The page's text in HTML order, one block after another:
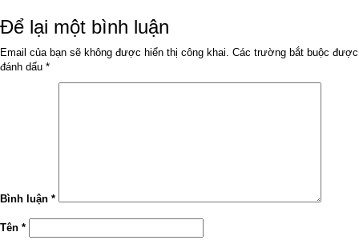
ngày
đầy
đủ
Để lại một bình luận
Email của bạn sẽ không được hiển thị công khai. Các trường bắt buộc được
đánh dấu *
Bình luận *
Tên *